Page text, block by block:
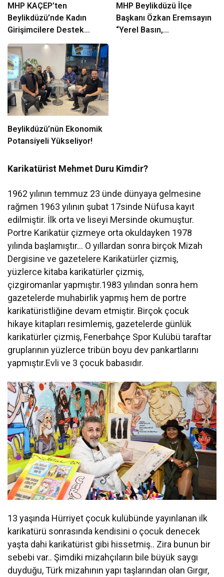
MHP KAÇEP’ten
Beylikdüzü’nde Kadın
Girişimcilere Destek
Çıkarması
MHP Beylikdüzü İlçe
Başkanı Özkan Eremsayın
“Yerel Basın,
Beylikdüzü’nün Ekonomik
Potansiyeli Yükseliyor!
Karikatürist Mehmet Duru Kimdir?
1962 yılının temmuz 23 ünde dünyaya gelmesine
rağmen 1963 yılının şubat 17sinde Nüfusa kayıt
edilmiştir. İlk orta ve liseyi Mersinde okumuştur.
Portre Karikatür çizmeye orta okuldayken 1978
yılında başlamıştır… O yıllardan sonra birçok Mizah
Dergisine ve gazetelere Karikatürler çizmiş,
yüzlerce kitaba karikatürler çizmiş,
çizgiromanlar yapmıştır.1983 yılından sonra hem
gazetelerde muhabirlik yapmış hem de portre
karikatüristliğine devam etmiştir. Birçok çocuk
hikaye kitapları resimlemiş, gazetelerde günlük
karikatürler çizmiş, Fenerbahçe Spor Kulübü taraftar
gruplarının yüzlerce tribün boyu dev pankartlarını
yapmıştır.Evli ve 3 çocuk babasıdır.
13 yaşında Hürriyet çocuk kulübünde yayınlanan ilk
karikatürü sonrasında kendisini o çocuk denecek
yaşta dahi karikatürist gibi hissetmiş.. Zira bunun bir
sebebi var.. Şimdiki mizahçıların bile büyük saygı
duyduğu, Türk mizahının yapı taşlarından olan Gırgır,